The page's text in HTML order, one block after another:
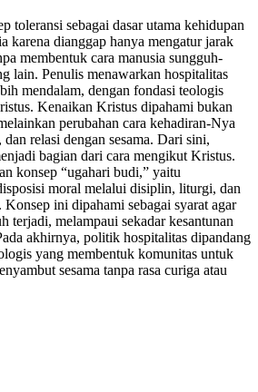
toleransi sebagai dasar utama kehidupan
karena dianggap hanya mengatur jarak
membentuk cara manusia sungguh-
lain. Penulis menawarkan hospitalitas
mendalam, dengan fondasi teologis
Kenaikan Kristus dipahami bukan
perubahan cara kehadiran-Nya
relasi dengan sesama. Dari sini,
bagian dari cara mengikut Kristus.
konsep “ugahari budi,” yaitu
moral melalui disiplin, liturgi, dan
ini dipahami sebagai syarat agar
terjadi, melampaui sekadar kesantunan
akhirnya, politik hospitalitas dipandang
yang membentuk komunitas untuk
sesama tanpa rasa curiga atau